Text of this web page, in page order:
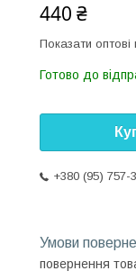
440 ₴
Показати оптові
Готово до
+380 (95) 757-
повернення